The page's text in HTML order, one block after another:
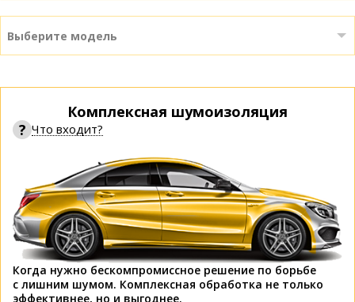
Выберите модель
Комплексная шумоизоляция
? Что входит?
Когда нужно бескомпромиссное решение по борьбе
с лишним шумом. Комплексная обработка не только
эффективнее, но и выгоднее.